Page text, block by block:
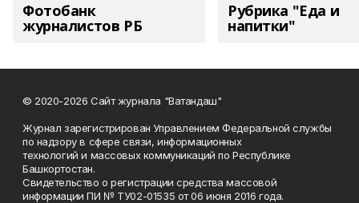
Фотобанк
журналистов РБ
Рубрика "Еда и
напитки"
© 2020-2026 Сайт журнала "Ватандаш"
Журнал зарегистрирован Управлением Федеральной службы
по надзору в сфере связи, информационных
технологий и массовых коммуникаций по Республике
Башкортостан.
Свидетельство о регистрации средства массовой
информации ПИ № ТУ02-01535 от 06 июня 2016 года.